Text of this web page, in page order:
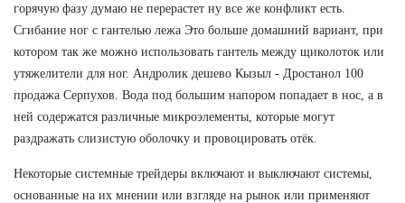
горячую фазу думаю не перерастет ну все же конфликт есть.
Сгибание ног с гантелью лежа Это больше домашний вариант, при
котором так же можно использовать гантель между щиколоток или
утяжелители для ног. Андролик дешево Кызыл - Дростанол 100
продажа Серпухов. Вода под большим напором попадает в нос, а в
ней содержатся различные микроэлементы, которые могут
раздражать слизистую оболочку и провоцировать отёк.
Некоторые системные трейдеры включают и выключают системы,
основанные на их мнении или взгляде на рынок или применяют